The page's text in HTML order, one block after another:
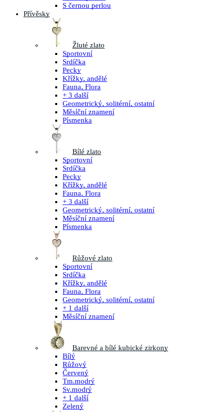
S černou perlou
Přívěsky
Žluté zlato
Sportovní
Srdíčka
Pecky
Křížky, andělé
Fauna, Flora
+ 3 další
Geometrický, solitérní, ostatní
Měsíční znamení
Písmenka
Bílé zlato
Sportovní
Srdíčka
Pecky
Křížky, andělé
Fauna, Flora
+ 3 další
Geometrický, solitérní, ostatní
Měsíční znamení
Písmenka
Růžové zlato
Sportovní
Srdíčka
Křížky, andělé
Fauna, Flora
Geometrický, solitérní, ostatní
+ 1 další
Měsíční znamení
Barevné a bílé kubické zirkony
Bílý
Růžový
Červený
Tm.modrý
Sv.modrý
+ 1 další
Zelený